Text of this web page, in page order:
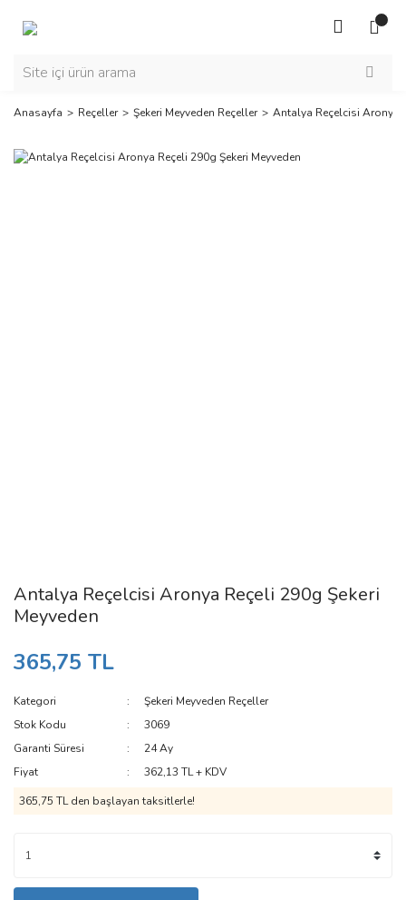
Anasayfa Reçeller Şekeri Meyveden Reçeller Antalya Reçelcisi Aronya
Antalya Reçelcisi Aronya Reçeli 290g Şekeri
Meyveden
365,75 TL
Kategori
Şekeri Meyveden Reçeller
Stok Kodu
3069
Garanti Süresi
24 Ay
Fiyat
362,13 TL + KDV
365,75 TL den başlayan taksitlerle!